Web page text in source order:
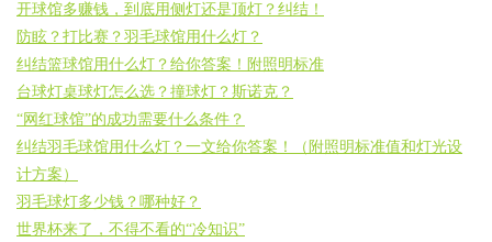
开球馆多赚钱，到底用侧灯还是顶灯？纠结！
防眩？打比赛？羽毛球馆用什么灯？
纠结篮球馆用什么灯？给你答案！附照明标准
台球灯桌球灯怎么选？撞球灯？斯诺克？
“网红球馆”的成功需要什么条件？
纠结羽毛球馆用什么灯？一文给你答案！（附照明标准值和灯光设
计方案）
羽毛球灯多少钱？哪种好？
世界杯来了，不得不看的“冷知识”